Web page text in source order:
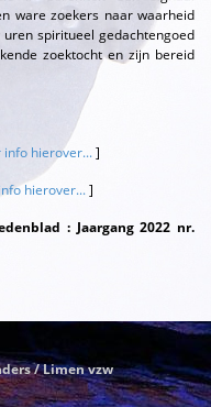
ware zoekers naar waarheid
spiritueel gedachtengoed
zoektocht en zijn bereid
info hierover...]
hierover...]
: Jaargang 2022 nr.
/ Limen vzw